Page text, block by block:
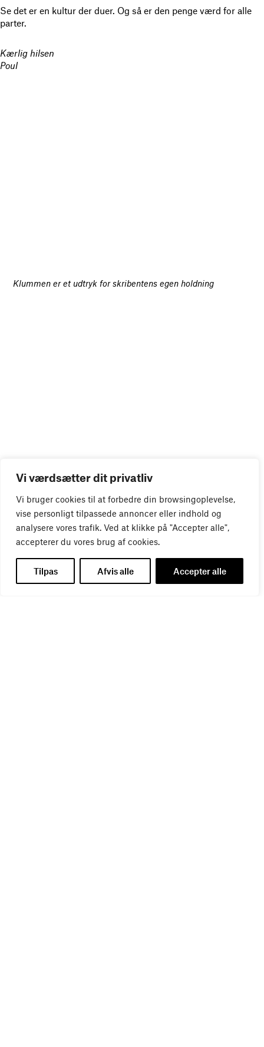
Vi værdsætter dit privatliv
Vi bruger cookies til at forbedre din browsingoplevelse,
vise personligt tilpassede annoncer eller indhold og
analysere vores trafik. Ved at klikke på "Accepter alle",
accepterer du vores brug af cookies.
Tilpas Afvis alle Accepter alle
Se det er en kultur der duer. Og så er den penge værd for alle
parter.
Kærlig hilsen
Poul
Klummen er et udtryk for skribentens egen holdning